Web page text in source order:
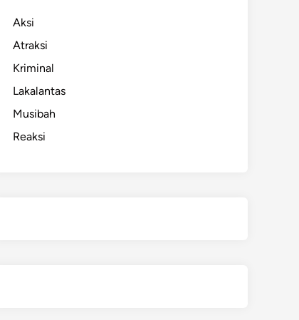
Aksi
Atraksi
Kriminal
Lakalantas
Musibah
Reaksi